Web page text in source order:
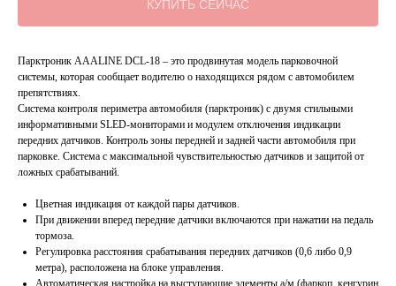
КУПИТЬ СЕЙЧАС
Парктроник AAALINE DCL-18 – это продвинутая модель парковочной
системы, которая сообщает водителю о находящихся рядом с автомобилем
препятствиях.
Система контроля периметра автомобиля (парктроник) с двумя стильными
информативными SLED-мониторами и модулем отключения индикации
передних датчиков. Контроль зоны передней и задней части автомобиля при
парковке. Система с максимальной чувствительностью датчиков и защитой от
ложных срабатываний.
Цветная индикация от каждой пары датчиков.
При движении вперед передние датчики включаются при нажатии на педаль
тормоза.
Регулировка расстояния срабатывания передних датчиков (0,6 либо 0,9
метра), расположена на блоке управления.